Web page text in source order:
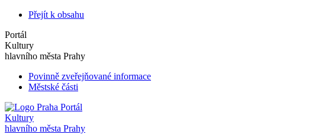
Přejít k obsahu
Portál
Kultury
hlavního města Prahy
Povinně zveřejňované informace
Městské části
Portál
Kultury
hlavního města Prahy